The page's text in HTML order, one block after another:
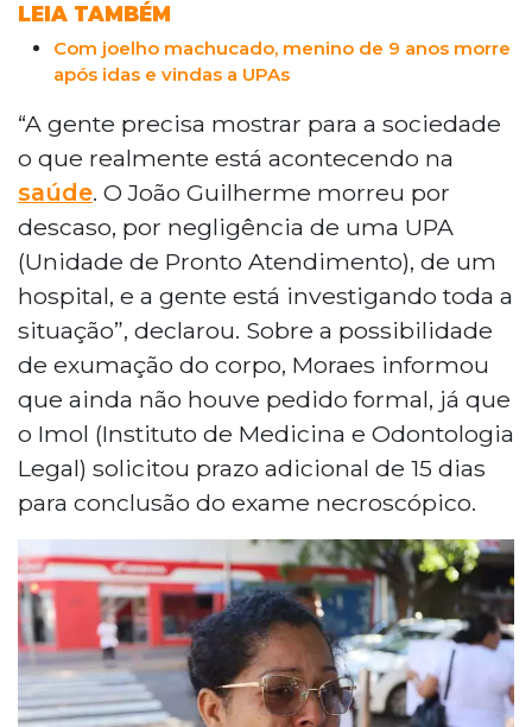
LEIA TAMBÉM
Com joelho machucado, menino de 9 anos morre
após idas e vindas a UPAs
“A gente precisa mostrar para a sociedade
o que realmente está acontecendo na
saúde. O João Guilherme morreu por
descaso, por negligência de uma UPA
(Unidade de Pronto Atendimento), de um
hospital, e a gente está investigando toda a
situação”, declarou. Sobre a possibilidade
de exumação do corpo, Moraes informou
que ainda não houve pedido formal, já que
o Imol (Instituto de Medicina e Odontologia
Legal) solicitou prazo adicional de 15 dias
para conclusão do exame necroscópico.